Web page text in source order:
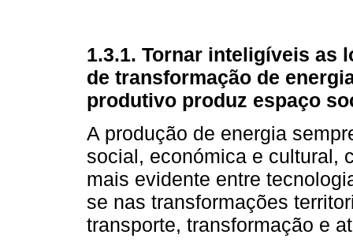
1.3.1. Tornar inteligíveis as
de transformação de
produtivo produz espaço
A produção de energia
social, económica e cultural,
mais evidente entre
se nas transformações
transporte, transformação e